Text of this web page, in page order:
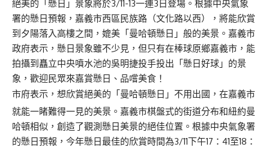
絕美的「懸日」景象將於3/11-13一連3日登場。根據中央氣象
署的懸日預報，嘉義市西區民族路（文化路以西），將能欣賞
到夕陽落入高樓之間，媲美「曼哈頓懸日」般的美景。嘉義市
政府表示，懸日景象雖不少見，但只有在棒球原鄉嘉義市，能
拍攝到矗立中央噴水池的吳明捷投手投出「懸日好球」的景
象，歡迎民眾來嘉賞懸日、品嚐美食！
市府表示，想欣賞絕美的「曼哈頓懸日」不用出國，在嘉義市
就能一睹難得一見的美景。嘉義市棋盤式的街道分布和紐約曼
哈頓相似，創造了觀測懸日美景的絕佳位置。根據中央氣象署
的懸日預報，今年懸日最佳的欣賞時間為3/11下午17：41至18：